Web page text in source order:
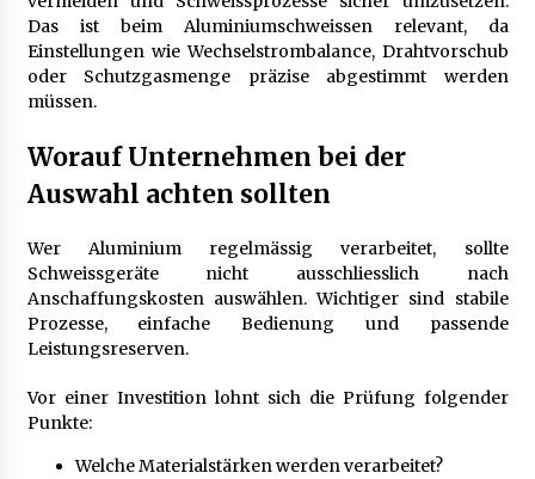
Das ist beim Aluminiumschweissen relevant, da
Einstellungen wie Wechselstrombalance, Drahtvorschub
oder Schutzgasmenge präzise abgestimmt werden
müssen.
Worauf Unternehmen bei der
Auswahl achten sollten
Wer Aluminium regelmässig verarbeitet, sollte
Schweissgeräte nicht ausschliesslich nach
Anschaffungskosten auswählen. Wichtiger sind stabile
Prozesse, einfache Bedienung und passende
Leistungsreserven.
Vor einer Investition lohnt sich die Prüfung folgender
Punkte:
Welche Materialstärken werden verarbeitet?